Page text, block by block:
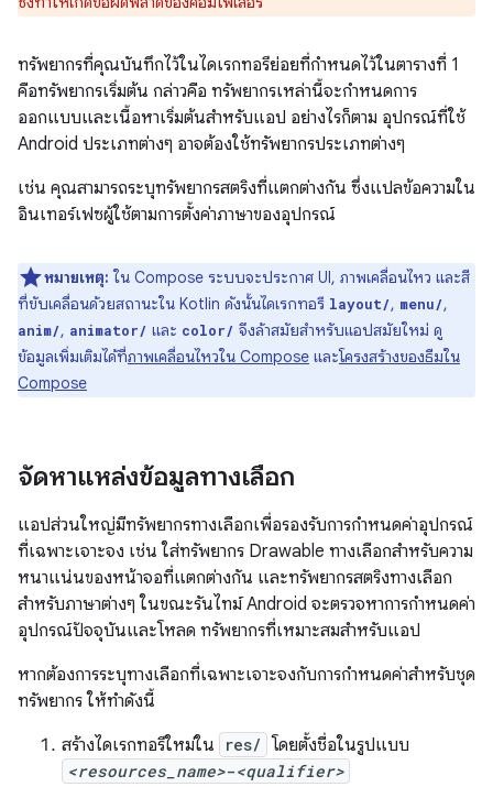
ทรัพยากรที่คุณบันทึกไว้ในไดเรกทอรีย่อยที่กำหนดไว้ในตารางที่ 1
คือทรัพยากรเริ่มต้น กล่าวคือ ทรัพยากรเหล่านี้จะกำหนดการ
ออกแบบและเนื้อหาเริ่มต้นสำหรับแอป อย่างไรก็ตาม อุปกรณ์ที่ใช้
Android ประเภทต่างๆ อาจต้องใช้ทรัพยากรประเภทต่างๆ
เช่น คุณสามารถระบุทรัพยากรสตริงที่แตกต่างกัน ซึ่งแปลข้อความใน
อินเทอร์เฟซผู้ใช้ตามการตั้งค่าภาษาของอุปกรณ์
หมายเหตุ: ใน Compose ระบบจะประกาศ UI, ภาพเคลื่อนไหว และสี
ที่ขับเคลื่อนด้วยสถานะใน Kotlin ดังนั้นไดเรกทอรี layout/, menu/,
anim/, animator/ และ color/ จึงล้าสมัยสำหรับแอปสมัยใหม่ ดู
ข้อมูลเพิ่มเติมได้ที่ภาพเคลื่อนไหวใน Compose และโครงสร้างของธีมใน
Compose
จัดหาแหล่งข้อมูลทางเลือก
แอปส่วนใหญ่มีทรัพยากรทางเลือกเพื่อรองรับการกำหนดค่าอุปกรณ์
ที่เฉพาะเจาะจง เช่น ใส่ทรัพยากร Drawable ทางเลือกสำหรับความ
หนาแน่นของหน้าจอที่แตกต่างกัน และทรัพยากรสตริงทางเลือก
สำหรับภาษาต่างๆ ในขณะรันไทม์ Android จะตรวจหาการกำหนดค่า
อุปกรณ์ปัจจุบันและโหลด ทรัพยากรที่เหมาะสมสำหรับแอป
หากต้องการระบุทางเลือกที่เฉพาะเจาะจงกับการกำหนดค่าสำหรับชุด
ทรัพยากร ให้ทำดังนี้
สร้างไดเรกทอรีใหม่ใน
res/ โดยตั้งชื่อในรูปแบบ
<resources_name>-<qualifier>